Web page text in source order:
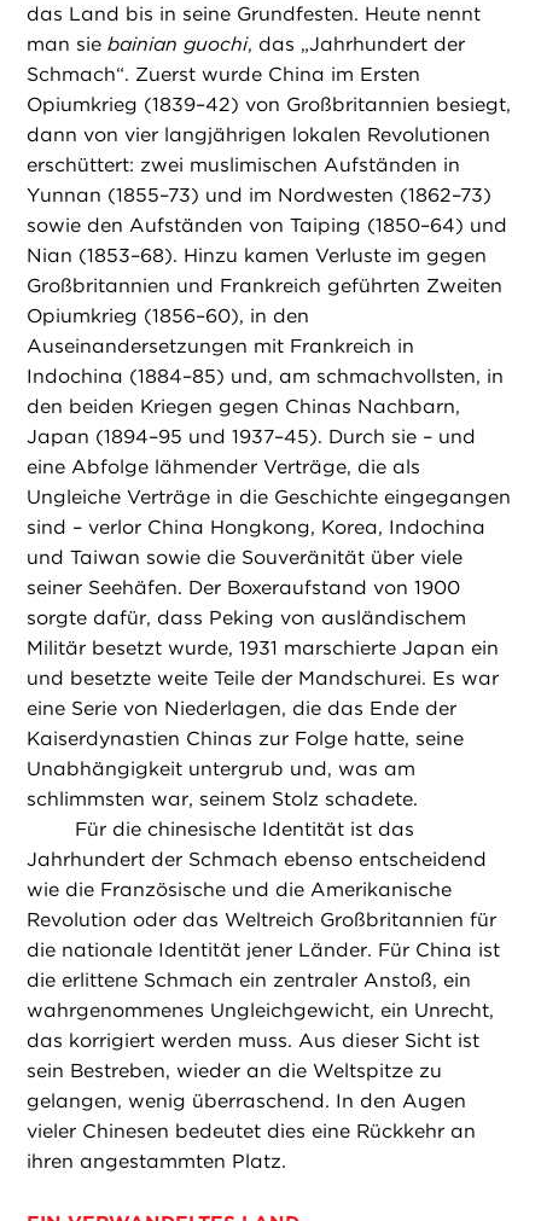
das Land bis in seine Grundfesten. Heute nennt
man siebainian guochi, das „Jahrhundert der
Schmach“. Zuerst wurde China im Ersten
Opiumkrieg (1839–42) von Großbritannien besiegt,
dann von vier langjährigen lokalen Revolutionen
erschüttert: zwei muslimischen Aufständen in
Yunnan (1855–73) und im Nordwesten (1862–73)
sowie den Aufständen von Taiping (1850–64) und
Nian (1853–68). Hinzu kamen Verluste im gegen
Großbritannien und Frankreich geführten Zweiten
Opiumkrieg (1856–60), in den
Auseinandersetzungen mit Frankreich in
Indochina (1884–85) und, am schmachvollsten, in
den beiden Kriegen gegen Chinas Nachbarn,
Japan (1894–95 und 1937–45). Durch sie – und
eine Abfolge lähmender Verträge, die als
Ungleiche Verträge in die Geschichte eingegangen
sind – verlor China Hongkong, Korea, Indochina
und Taiwan sowie die Souveränität über viele
seiner Seehäfen. Der Boxeraufstand von 1900
sorgte dafür, dass Peking von ausländischem
Militär besetzt wurde, 1931 marschierte Japan ein
und besetzte weite Teile der Mandschurei. Es war
eine Serie von Niederlagen, die das Ende der
Kaiserdynastien Chinas zur Folge hatte, seine
Unabhängigkeit untergrub und, was am
schlimmsten war, seinem Stolz schadete.
Für die chinesische Identität ist das
Jahrhundert der Schmach ebenso entscheidend
wie die Französische und die Amerikanische
Revolution oder das Weltreich Großbritannien für
die nationale Identität jener Länder. Für China ist
die erlittene Schmach ein zentraler Anstoß, ein
wahrgenommenes Ungleichgewicht, ein Unrecht,
das korrigiert werden muss. Aus dieser Sicht ist
sein Bestreben, wieder an die Weltspitze zu
gelangen, wenig überraschend. In den Augen
vieler Chinesen bedeutet dies eine Rückkehr an
ihren angestammten Platz.